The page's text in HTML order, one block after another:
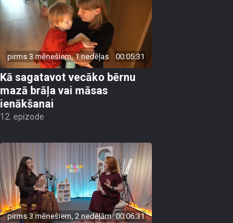
pirms 3 mēnešiem, 1 nedēļas 00:05:31
Kā sagatavot vecāko bērnu
mazā brāļa vai māsas
ienākšanai
12. epizode
pirms 3 mēnešiem, 2 nedēļām 00:06:31